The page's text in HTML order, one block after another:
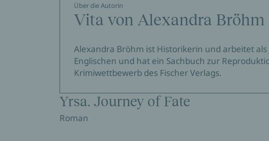
Über die Autorin
Vita von Alexandra Bröhm
Alexandra Bröhm ist Historikerin und arbeitet
Englischen und hat ein Sachbuch zur
Krimiwettbewerb des Fischer Verlags.
Yrsa. Journey of Fate
Roman